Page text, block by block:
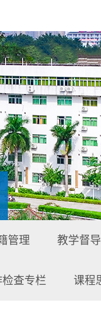
管理 教学督导
查专栏 课程